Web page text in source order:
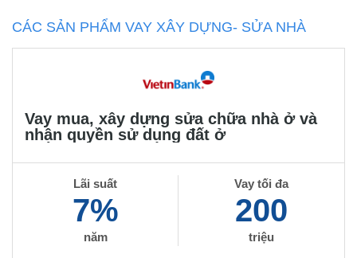
CÁC SẢN PHẨM VAY XÂY DỰNG- SỬA NHÀ
Vay mua, xây dựng sửa chữa nhà ở và
nhận quyền sử dụng đất ở
Lãi suất
7%
năm
Vay tối đa
200
triệu